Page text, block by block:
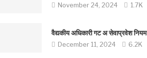
November 24, 2024 1.7K
वैद्यकीय अधिकारी गट अ सेवाप्रवेश नियम
December 11, 2024 6.2K